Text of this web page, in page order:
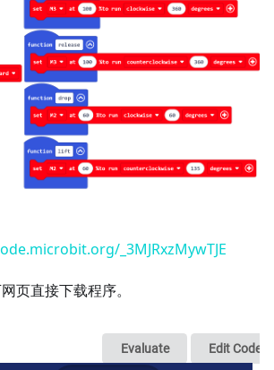
_3MJRxzMywTJE
页直接下载程序。